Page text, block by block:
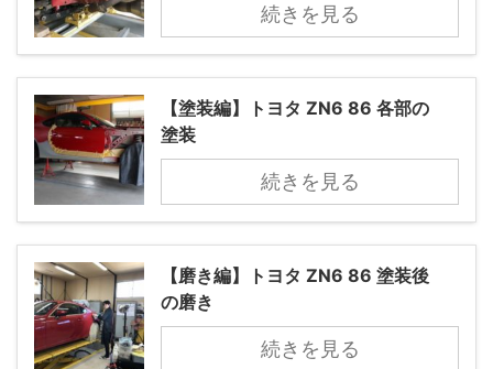
続きを見る
【塗装編】トヨタ ZN6 86 各部の
塗装
続きを見る
【磨き編】トヨタ ZN6 86 塗装後
の磨き
続きを見る